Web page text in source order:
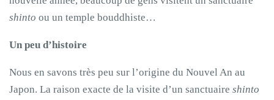
shinto ou un temple bouddhiste…
Un peu d’histoire
Nous en savons très peu sur l’origine du Nouvel An au
Japon. La raison exacte de la visite d’un sanctuaire shinto